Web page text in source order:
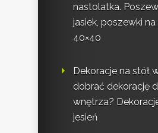
nastolatka.
jasiek, poszewki
40×40
Dekoracje na stół
dobrać dekorację
wnętrza?
jesień